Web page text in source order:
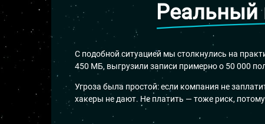
Реальный
С подобной ситуацией мы столкнулись на
450 МБ, выгрузили записи примерно о 50 000
Угроза была простой: если компания не
хакеры не дают. Не платить — тоже риск,